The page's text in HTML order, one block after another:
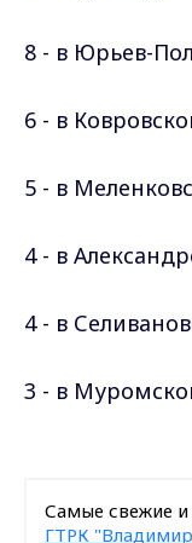
8 - в Юрьев-
6 - в
5 - в
4 - в
4 - в
3 - в
Самые свежие и
ГТРК